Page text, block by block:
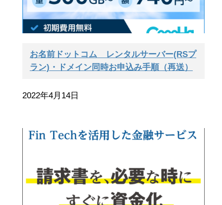
お名前ドットコム__レンタルサーバー(RSプ
ラン)・ドメイン同時お申込み手順（再送）
2022年4月14日